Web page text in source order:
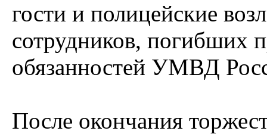
гости и полицейские
сотрудников, погибших
обязанностей УМВД
После окончания